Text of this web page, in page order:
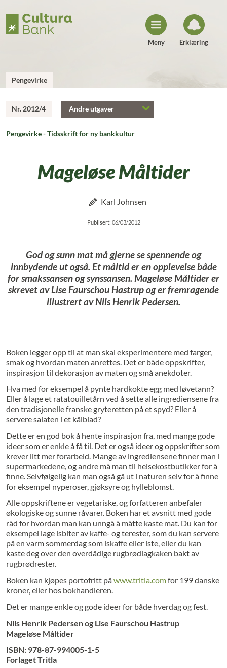
o
Meny Erklæring
Pengevirke
Nr. 2012/4 Andre utgaver
Pengevirke - Tidsskrift for ny bankkultur
Mageløse Måltider
Karl Johnsen
Publisert: 06/03/2012
God og sunn mat må gjerne se spennende og
innbydende ut også. Et måltid er en opplevelse både
for smakssansen og synssansen. Mageløse Måltider er
skrevet av Lise Faurschou Hastrup og er fremragende
illustrert av Nils Henrik Pedersen.
Boken legger opp til at man skal eksperimentere med farger,
smak og hvordan maten anrettes. Det er både oppskrifter,
inspirasjon til dekorasjon av maten og små anekdoter.
Hva med for eksempel å pynte hardkokte egg med løvetann?
Eller å lage et ratatouilletårn ved å sette alle ingrediensene fra
den tradisjonelle franske gryteretten på et spyd? Eller å
servere salaten i et kålblad?
Dette er en god bok å hente inspirasjon fra, med mange gode
ideer som er enkle å få til. Det er også ideer og oppskrifter som
krever litt mer forarbeid. Mange av ingrediensene finner man i
supermarkedene, og andre må man til helsekostbutikker for å
finne. Selvfølgelig kan man også gå ut i naturen selv for å finne
for eksempel nyperoser, gjøksyre og hylleblomst.
Alle oppskriftene er vegetariske, og forfatteren anbefaler
økologiske og sunne råvarer. Boken har et avsnitt med gode
råd for hvordan man kan unngå å måtte kaste mat. Du kan for
eksempel lage isbiter av kaffe- og terester, som du kan servere
på en varm sommerdag som iskaffe eller iste, eller du kan
kaste deg over den overdådige rugbrødlagkaken bakt av
rugbrødrester.
Boken kan kjøpes portofritt påwww.tritla.comfor 199 danske
kroner, eller hos bokhandleren.
Det er mange enkle og gode ideer for både hverdag og fest.
Nils Henrik Pedersen og Lise Faurschou Hastrup
Mageløse Måltider
ISBN: 978-87-994005-1-5
Forlaget Tritla